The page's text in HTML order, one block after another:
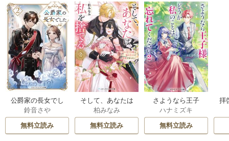
公爵家の長女でし
た
鈴音さや
無料立読み
そして、あなたは
私を捨てる
柏みなみ
無料立読み
さようなら王子
様、どうか私のこ
とは忘れてくださ
い
ハナミズキ
無料立読み
拝